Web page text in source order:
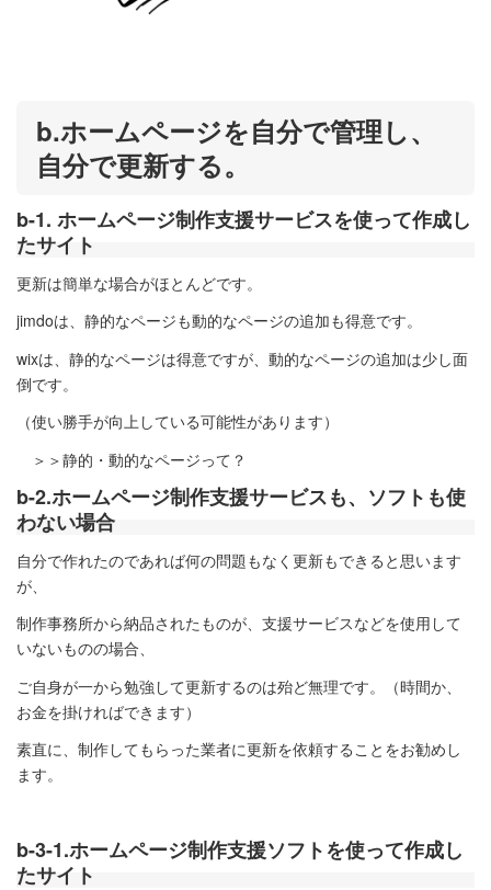
b.ホームページを自分で管理し、
自分で更新する。
b-1. ホームページ制作支援サービスを使って作成し
たサイト
更新は簡単な場合がほとんどです。
jimdoは、静的なページも動的なページの追加も得意です。
wixは、静的なページは得意ですが、動的なページの追加は少し面
倒です。
（使い勝手が向上している可能性があります）
＞＞静的・動的なページって？
b-2.ホームページ制作支援サービスも、ソフトも使
わない場合
自分で作れたのであれば何の問題もなく更新もできると思います
が、
制作事務所から納品されたものが、支援サービスなどを使用して
いないものの場合、
ご自身が一から勉強して更新するのは殆ど無理です。（時間か、
お金を掛ければできます）
素直に、制作してもらった業者に更新を依頼することをお勧めし
ます。
b-3-1.ホームページ制作支援ソフトを使って作成し
たサイト